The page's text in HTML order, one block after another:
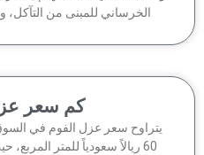
الخرساني للمبنى من التآكل،
كم سعر عزل
60 ريالاً سعودياً للمتر المربع، حيث يعتمد